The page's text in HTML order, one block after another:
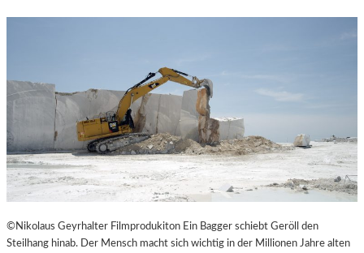
©Nikolaus Geyrhalter Filmprodukiton Ein Bagger schiebt Geröll den
Steilhang hinab. Der Mensch macht sich wichtig in der Millionen Jahre alten